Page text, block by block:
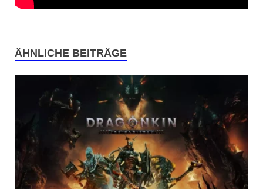
ÄHNLICHE BEITRÄGE